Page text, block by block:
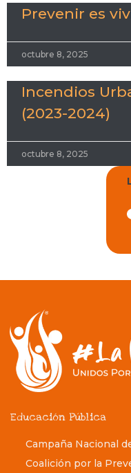
Prevenir es
octubre 8, 2025
Incendios
(2023-2024)
octubre 8, 2025
Educación Pública
Campaña Nacional
Coalición por la